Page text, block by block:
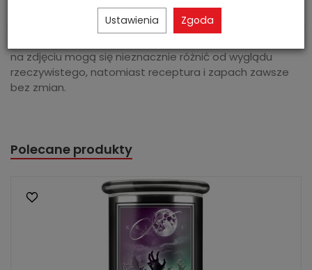
na zdjęciu mogą się nieznacznie różnić od wyglądu
rzeczywistego, natomiast receptura i zapach zawsze
bez zmian.
Polecane produkty
Ustawienia Zgoda